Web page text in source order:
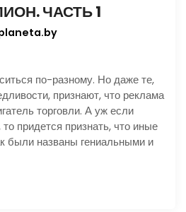
ЧАСТЬ 1
по-разному. Но даже те,
признают, что реклама
торговли. А уж если
придется признать, что иные
были названы гениальными и